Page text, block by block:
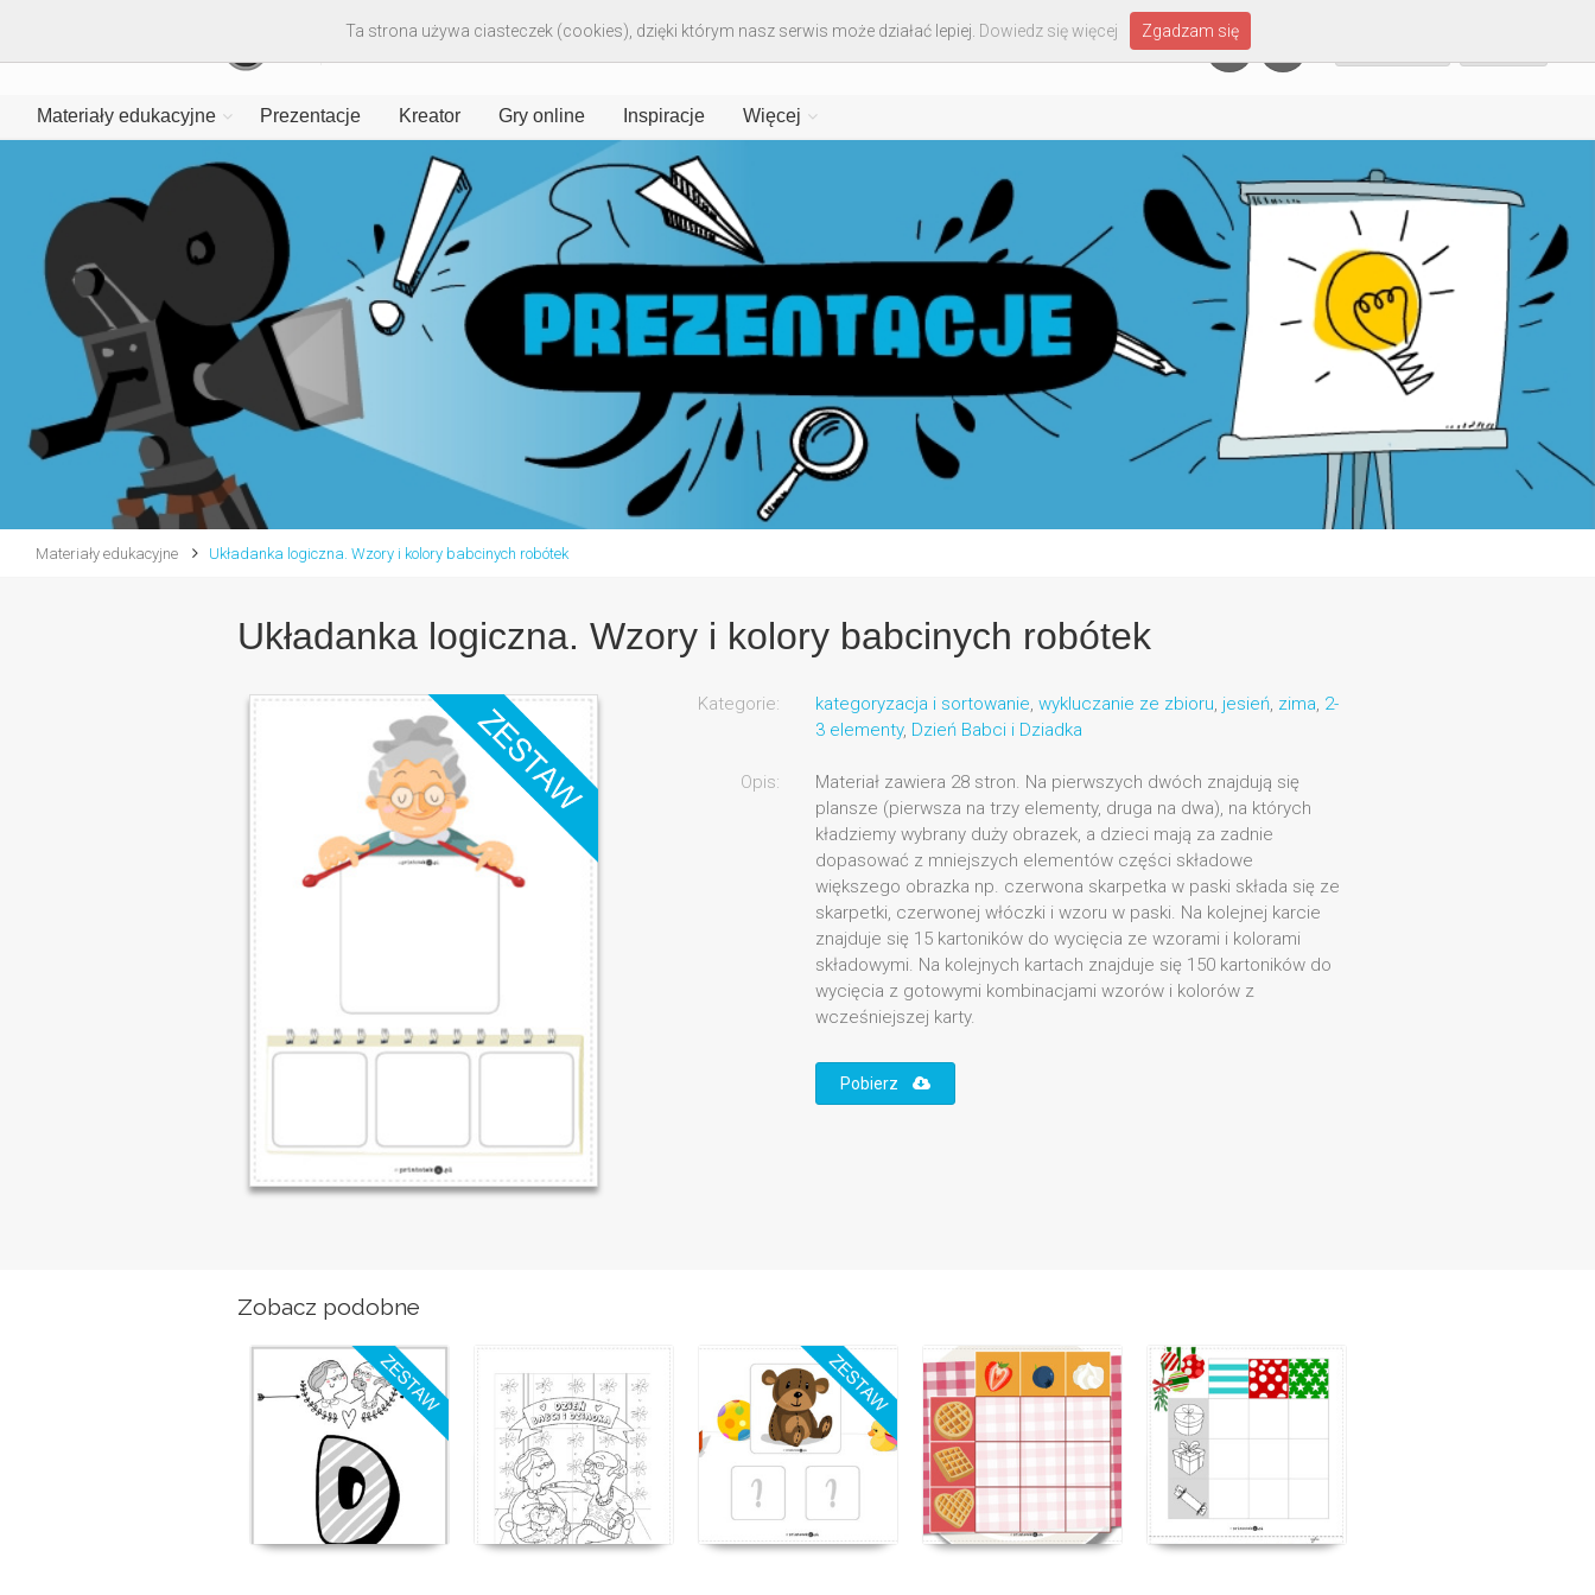
Materiały edukacyjne Prezentacje Kreator Gry online Inspiracje Więcej
Materiały edukacyjne Układanka logiczna. Wzory i kolory babcinych robótek
Układanka logiczna. Wzory i kolory babcinych robótek
Kategorie: kategoryzacja i sortowanie, wykluczanie ze zbioru, jesień, zima, 2-
3 elementy, Dzień Babci i Dziadka
Opis:
Materiał zawiera 28 stron. Na pierwszych dwóch znajdują się
plansze (pierwsza na trzy elementy, druga na dwa), na których
kładziemy wybrany duży obrazek, a dzieci mają za zadnie
dopasować z mniejszych elementów części składowe
większego obrazka np. czerwona skarpetka w paski składa się ze
skarpetki, czerwonej włóczki i wzoru w paski. Na kolejnej karcie
znajduje się 15 kartoników do wycięcia ze wzorami i kolorami
składowymi. Na kolejnych kartach znajduje się 150 kartoników do
wycięcia z gotowymi kombinacjami wzorów i kolorów z
wcześniejszej karty.
Pobierz
Zobacz podobne
Ta strona używa ciasteczek (cookies), dzięki którym nasz serwis może działać lepiej. Dowiedz się więcej Zgadzam się